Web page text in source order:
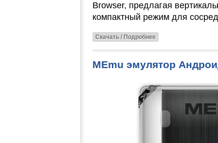
Browser, предлагая
компактный режим для
Скачать / Подробнее
MEmu эмулятор